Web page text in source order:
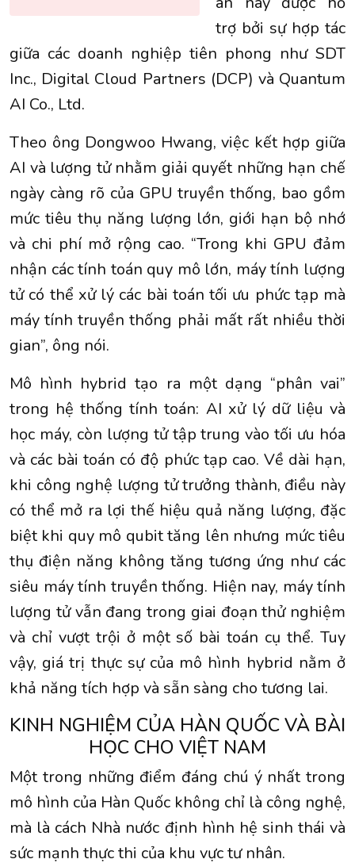
trợ bởi sự hợp tác
giữa các doanh nghiệp tiên phong như SDT
Inc., Digital Cloud Partners (DCP) và Quantum
AI Co., Ltd.
Theo ông Dongwoo Hwang, việc kết hợp giữa
AI và lượng tử nhằm giải quyết những hạn chế
ngày càng rõ của GPU truyền thống, bao gồm
mức tiêu thụ năng lượng lớn, giới hạn bộ nhớ
và chi phí mở rộng cao. “Trong khi GPU đảm
nhận các tính toán quy mô lớn, máy tính lượng
tử có thể xử lý các bài toán tối ưu phức tạp mà
máy tính truyền thống phải mất rất nhiều thời
gian”, ông nói.
Mô hình hybrid tạo ra một dạng “phân vai”
trong hệ thống tính toán: AI xử lý dữ liệu và
học máy, còn lượng tử tập trung vào tối ưu hóa
và các bài toán có độ phức tạp cao. Về dài hạn,
khi công nghệ lượng tử trưởng thành, điều này
có thể mở ra lợi thế hiệu quả năng lượng, đặc
biệt khi quy mô qubit tăng lên nhưng mức tiêu
thụ điện năng không tăng tương ứng như các
siêu máy tính truyền thống. Hiện nay, máy tính
lượng tử vẫn đang trong giai đoạn thử nghiệm
và chỉ vượt trội ở một số bài toán cụ thể. Tuy
vậy, giá trị thực sự của mô hình hybrid nằm ở
khả năng tích hợp và sẵn sàng cho tương lai.
KINH NGHIỆM CỦA HÀN QUỐC VÀ BÀI
HỌC CHO VIỆT NAM
Một trong những điểm đáng chú ý nhất trong
mô hình của Hàn Quốc không chỉ là công nghệ,
mà là cách Nhà nước định hình hệ sinh thái và
sức mạnh thực thi của khu vực tư nhân.